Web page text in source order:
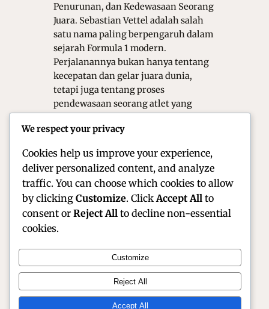
Penurunan, dan Kedewasaan Seorang
Juara. Sebastian Vettel adalah salah
satu nama paling berpengaruh dalam
sejarah Formula 1 modern.
Perjalanannya bukan hanya tentang
kecepatan dan gelar juara dunia,
tetapi juga tentang proses
pendewasaan seorang atlet yang
balap. Dari masa kejayaan yang nyaris
Official Site of Christian Montanari | Racer &
Motorsport Profile
We respect your privacy
Cookies help us improve your experience,
deliver personalized content, and analyze
traffic. You can choose which cookies to allow
by clicking Customize. Click Accept All to
consent or Reject All to decline non-essential
cookies.
Customize
Reject All
Accept All